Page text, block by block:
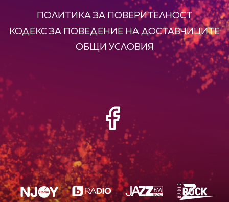
ПОЛИТИКА ЗА ПОВЕРИТЕЛНОСТ
КОДЕКС ЗА ПОВЕДЕНИЕ НА ДОСТАВЧИЦИТЕ
ОБЩИ УСЛОВИЯ